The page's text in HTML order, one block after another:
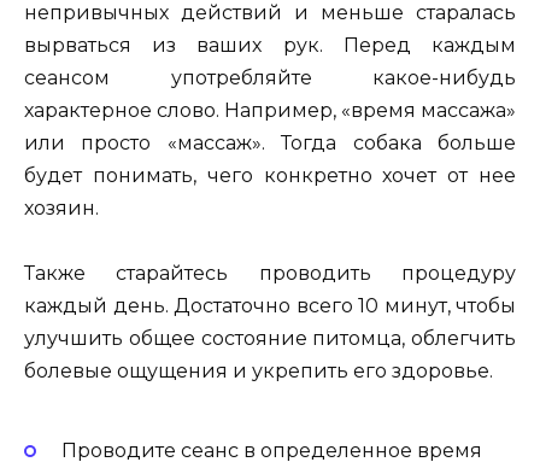
непривычных действий и меньше старалась
вырваться из ваших рук. Перед каждым
сеансом употребляйте какое-нибудь
характерное слово. Например, «время массажа»
или просто «массаж». Тогда собака больше
будет понимать, чего конкретно хочет от нее
хозяин.
Также старайтесь проводить процедуру
каждый день. Достаточно всего 10 минут, чтобы
улучшить общее состояние питомца, облегчить
болевые ощущения и укрепить его здоровье.
Проводите сеанс в определенное время